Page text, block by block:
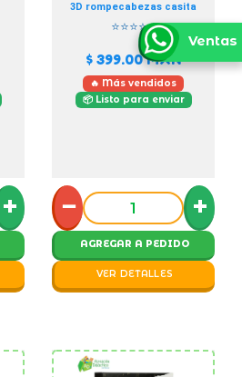
+
3D rompecabezas casita
⭐⭐⭐⭐⭐
$ 399.00MXN
🔥 Más vendidos
📦 Listo para enviar
− +
AGREGAR A PEDIDO
VER DETALLES
Ventas